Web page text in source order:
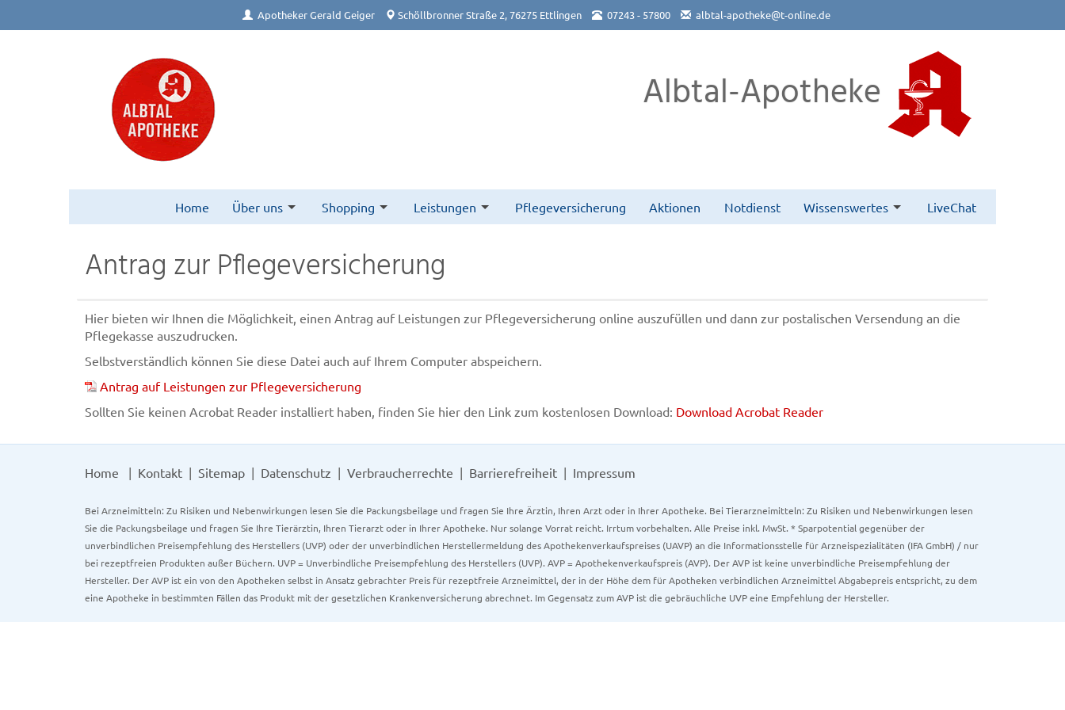
Apotheker Gerald Geiger Schöllbronner Straße 2, 76275 Ettlingen 07243 - 57800 albtal-apotheke@t-online.de
Albtal-Apotheke
Home Über uns Shopping Leistungen Pflegeversicherung Aktionen Notdienst Wissenswertes LiveChat
Antrag zur Pflegeversicherung
Hier bieten wir Ihnen die Möglichkeit, einen Antrag auf Leistungen zur Pflegeversicherung online auszufüllen und dann zur postalischen Versendung an die
Pflegekasse auszudrucken.
Selbstverständlich können Sie diese Datei auch auf Ihrem Computer abspeichern.
Antrag auf Leistungen zur Pflegeversicherung
Sollten Sie keinen Acrobat Reader installiert haben, finden Sie hier den Link zum kostenlosen Download: Download Acrobat Reader
Home Kontakt Sitemap Datenschutz Verbraucherrechte Barrierefreiheit Impressum
Bei Arzneimitteln: Zu Risiken und Nebenwirkungen lesen Sie die Packungsbeilage und fragen Sie Ihre Ärztin, Ihren Arzt oder in Ihrer Apotheke. Bei Tierarzneimitteln: Zu Risiken und Nebenwirkungen lesen
Sie die Packungsbeilage und fragen Sie Ihre Tierärztin, Ihren Tierarzt oder in Ihrer Apotheke. Nur solange Vorrat reicht. Irrtum vorbehalten. Alle Preise inkl. MwSt. * Sparpotential gegenüber der
unverbindlichen Preisempfehlung des Herstellers (UVP) oder der unverbindlichen Herstellermeldung des Apothekenverkaufspreises (UAVP) an die Informationsstelle für Arzneispezialitäten (IFA GmbH) / nur
bei rezeptfreien Produkten außer Büchern. UVP = Unverbindliche Preisempfehlung des Herstellers (UVP). AVP = Apothekenverkaufspreis (AVP). Der AVP ist keine unverbindliche Preisempfehlung der
Hersteller. Der AVP ist ein von den Apotheken selbst in Ansatz gebrachter Preis für rezeptfreie Arzneimittel, der in der Höhe dem für Apotheken verbindlichen Arzneimittel Abgabepreis entspricht, zu dem
eine Apotheke in bestimmten Fällen das Produkt mit der gesetzlichen Krankenversicherung abrechnet. Im Gegensatz zum AVP ist die gebräuchliche UVP eine Empfehlung der Hersteller.